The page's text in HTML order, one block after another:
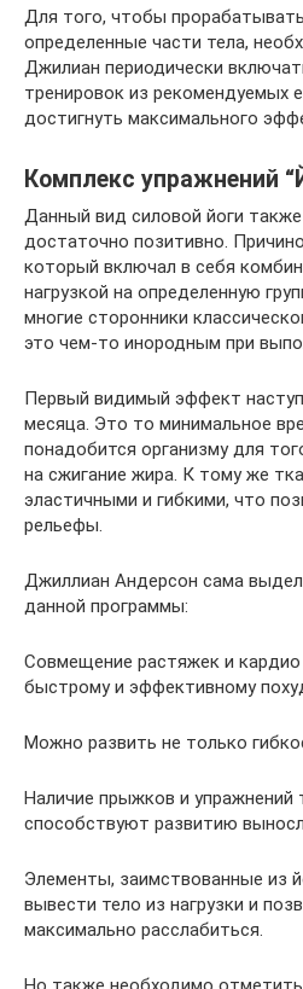
Для того, чтобы
определенные части тела,
Джилиан периодически
тренировок из рекомендуемых
достигнуть максимального
Комплекс упражнений
Данный вид силовой йоги
достаточно позитивно.
который включал в себя
нагрузкой на определенную
многие сторонники
это чем-то инородным при
Первый видимый эффект
месяца. Это то минимальное
понадобится организму для
на сжигание жира. К тому же
эластичными и гибкими, что
рельефы.
Джиллиан Андерсон сама
данной программы:
Совмещение растяжек и кардио
быстрому и эффективному
Можно развить не только
Наличие прыжков и упражнений
способствуют развитию
Элементы, заимствованные из
вывести тело из нагрузки и
максимально расслабиться.